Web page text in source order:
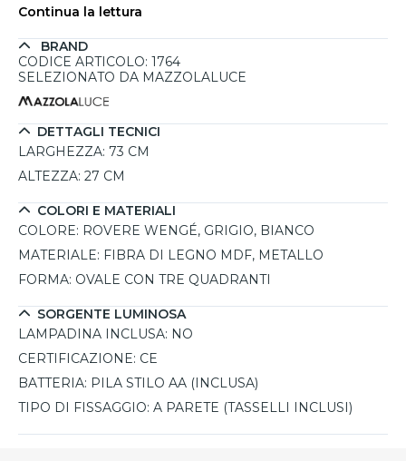
proposta. La composizione a tre quadranti, disposti in
orari diversi, con un riferimento diretto alle capitali New
York, Tokyo e Roma. La finitura in rovere wengé, grigio e
professionali o living moderni. Realizzato artigianalmente
in Italia, presenta una superficie in MDF satinato che
valorizza la texture. Il design si completa con lancette in
metallo coordinate e meccanismo tedesco silenzioso.
Continua la lettura
BRAND
CODICE ARTICOLO: 1764
SELEZIONATO DA MAZZOLALUCE
DETTAGLI TECNICI
LARGHEZZA: 73 CM
ALTEZZA: 27 CM
COLORI E MATERIALI
COLORE: ROVERE WENGÉ, GRIGIO, BIANCO
MATERIALE: FIBRA DI LEGNO MDF, METALLO
FORMA: OVALE CON TRE QUADRANTI
SORGENTE LUMINOSA
LAMPADINA INCLUSA: NO
CERTIFICAZIONE: CE
BATTERIA: PILA STILO AA (INCLUSA)
TIPO DI FISSAGGIO: A PARETE (TASSELLI INCLUSI)